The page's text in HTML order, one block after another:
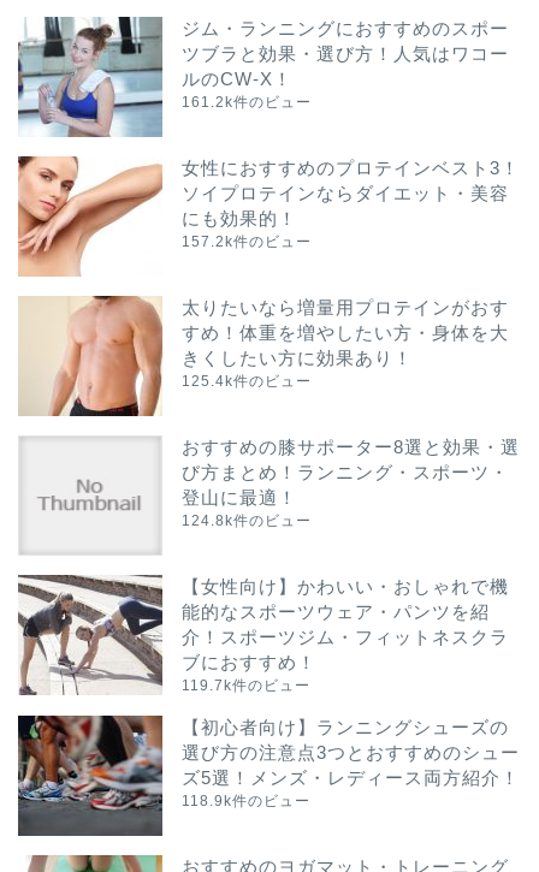
ジム・ランニングにおすすめのスポー
ツブラと効果・選び方！人気はワコー
ルのCW-X！
161.2k件のビュー
女性におすすめのプロテインベスト3！
ソイプロテインならダイエット・美容
にも効果的！
157.2k件のビュー
太りたいなら増量用プロテインがおす
すめ！体重を増やしたい方・身体を大
きくしたい方に効果あり！
125.4k件のビュー
おすすめの膝サポーター8選と効果・選
び方まとめ！ランニング・スポーツ・
登山に最適！
124.8k件のビュー
【女性向け】かわいい・おしゃれで機
能的なスポーツウェア・パンツを紹
介！スポーツジム・フィットネスクラ
ブにおすすめ！
119.7k件のビュー
【初心者向け】ランニングシューズの
選び方の注意点3つとおすすめのシュー
ズ5選！メンズ・レディース両方紹介！
118.9k件のビュー
おすすめのヨガマット・トレーニング